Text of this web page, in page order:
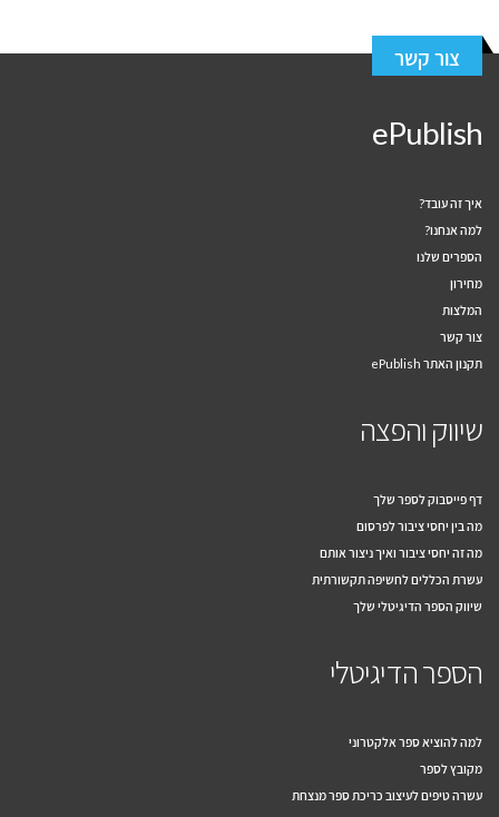
צור קשר
ePublish
איך זה עובד?
למה אנחנו?
הספרים שלנו
מחירון
המלצות
צור קשר
תקנון האתר ePublish
שיווק והפצה
דף פייסבוק לספר שלך
מה בין יחסי ציבור לפרסום
מה זה יחסי ציבור ואיך ניצור אותם
עשרת הכללים לחשיפה תקשורתית
שיווק הספר הדיגיטלי שלך
הספר הדיגיטלי
למה להוציא ספר אלקטרוני
מקובץ לספר
עשרה טיפים לעיצוב כריכת ספר מנצחת